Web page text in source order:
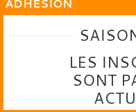
ADHÉSION
LES
SONT